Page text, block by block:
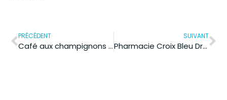
PRÉCÉDENT
Café aux champignons adaptogènes : les bienfaits pour la concentration sont-ils réels ?
SUIVANT
Pharmacie Croix Bleu Draguignan : les services de santé pour votre famille